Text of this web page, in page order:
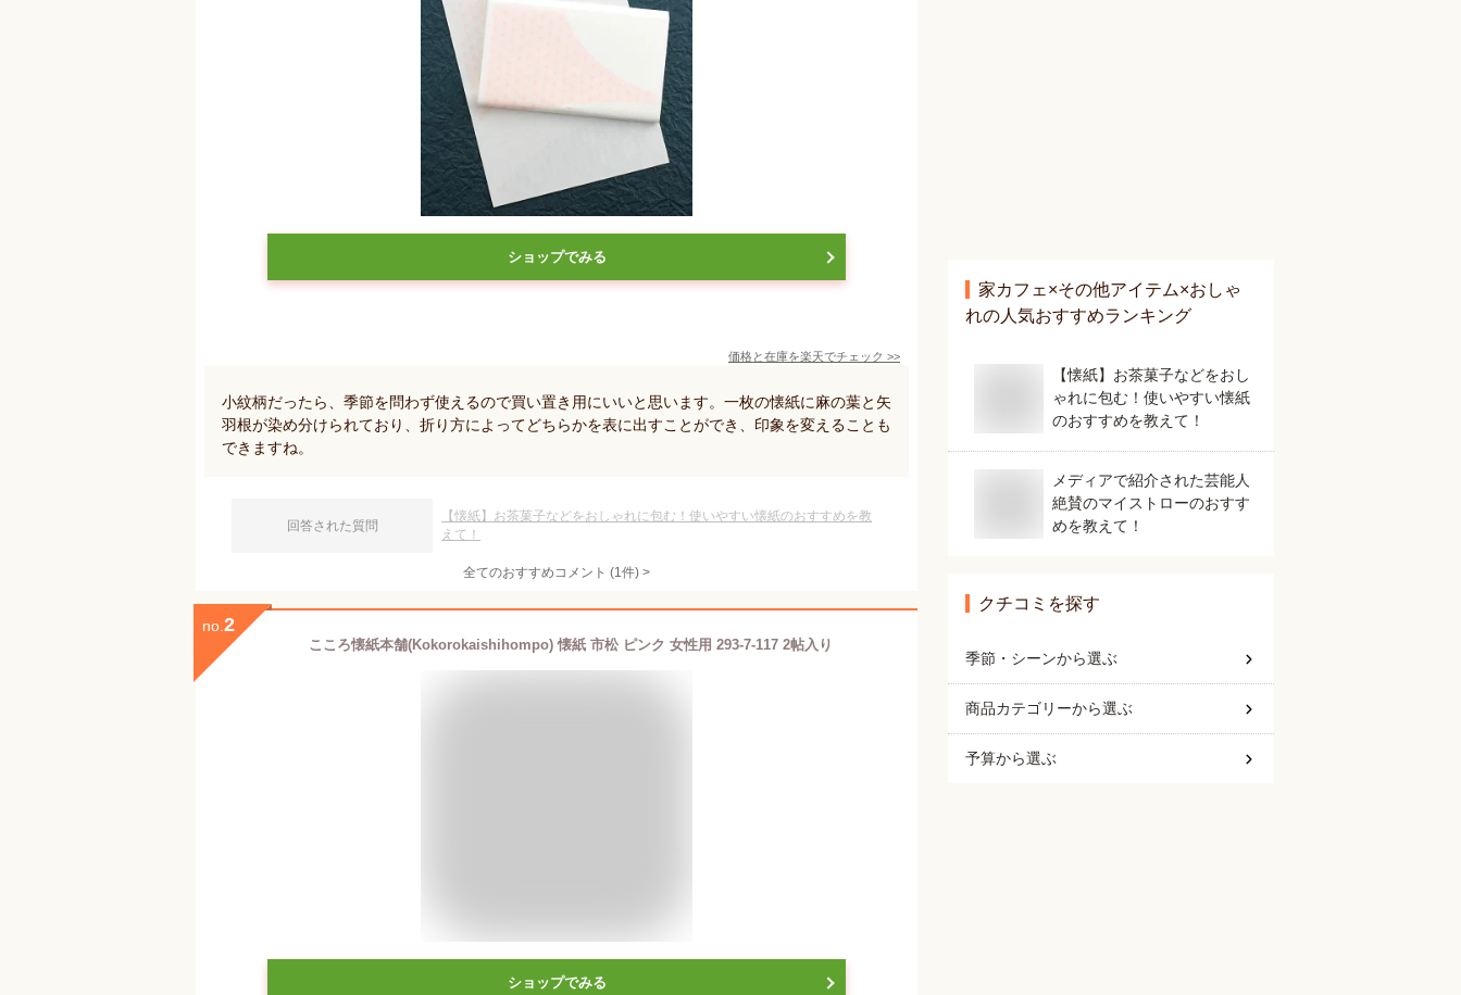
ショップでみる
価格と在庫を楽天でチェック >>
小紋柄だったら、季節を問わず使えるので買い置き用にいいと思います。一枚の懐紙に麻の葉と矢
羽根が染め分けられており、折り方によってどちらかを表に出すことができ、印象を変えることも
できますね。
回答された質問
【懐紙】お茶菓子などをおしゃれに包む！使いやすい懐紙のおすすめを教
えて！
全てのおすすめコメント (1件) >
no. 2
こころ懐紙本舗(Kokorokaishihompo) 懐紙 市松 ピンク 女性用 293-7-117 2帖入り
ショップでみる
家カフェ×その他アイテム×おしゃ
れの人気おすすめランキング
【懐紙】お茶菓子などをおし
ゃれに包む！使いやすい懐紙
のおすすめを教えて！
メディアで紹介された芸能人
絶賛のマイストローのおすす
めを教えて！
クチコミを探す
季節・シーンから選ぶ
商品カテゴリーから選ぶ
予算から選ぶ